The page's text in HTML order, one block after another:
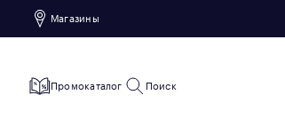
Магазины
Промокаталог Поиск